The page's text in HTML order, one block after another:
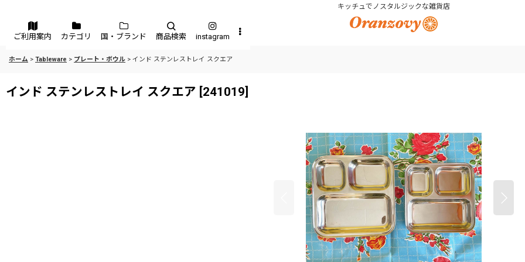
キッチュでノスタルジックな雑貨店
メニュー
ご利用案内 カテゴリ 国・ブランド 商品検索 instagram
ホーム > Tableware > プレート・ボウル > インド ステンレストレイ スクエア
インド ステンレストレイ スクエア [241019]